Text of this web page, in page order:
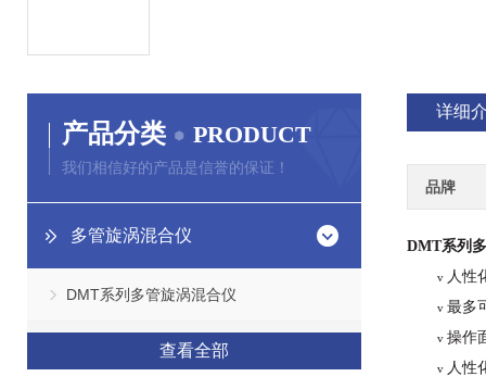
产品分类 PRODUCT
我们相信好的产品是信誉的保证！
多管旋涡混合仪
DMT系列多管旋涡混合仪
查看全部
详细
品牌
DMT系列
v 人性
v 最多
v 操作
v 人性